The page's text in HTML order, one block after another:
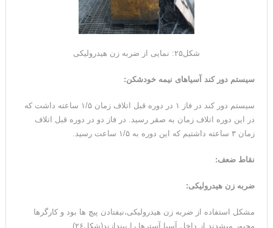
شکل۲۵: نمایی از ضربه زن هیدرولیکی
سیستم دور کند آسیاهای نیمه خودشکن:
سیستم دور کند در فاز ۱ در دوره قبل اتلاف زمان ۱/۵ ساعته داشت که
در این دوره اتلاف زمان به صقر رسید. در فاز دو در دوره قبل اتلاف
زمان ۳ ساعته داشتیم که این دوره به ۱/۵ ساعت رسید.
نقاط ضعف:
ضربه زن هیدرولیکی:
مشکل استفاده از ضربه زن هیدرولیکی،نیفتادن پیچ ها بود و کارگرها
مجبور میشدند از داخل آسیا آسترها را بیندازند(شکل۲۶).